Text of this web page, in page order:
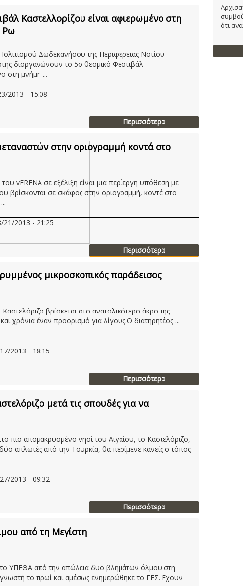
Καστελλορίζου είναι αφιερωμένο στη
Ρω
Δωδεκανήσου της Περιφέρειας Νοτίου
διοργανώνουν το 5ο θεσμικό Φεστιβάλ
στη μνήμη ...
2013 - 15:08
Περισσότερα
στην οριογραμμή κοντά στο
vERENA σε εξέλιξη είναι μια περίεργη υπόθεση με
βρίσκονται σε σκάφος στην οριογραμμή, κοντά στο
21/2013 - 21:25
Περισσότερα
μικροσκοπικός παράδεισος
Καστελόριζο βρίσκεται στο ανατολικότερο άκρο της
χρόνια έναν προορισμό για λίγους.Ο διατηρητέος ...
2013 - 18:15
Περισσότερα
μετά τις σπουδές για να
πιο απομακρυσμένο νησί του Αιγαίου, το Καστελόριζο,
απλωτές από την Τουρκία, θα περίμενε κανείς ο τόπος
2013 - 09:32
Περισσότερα
από τη Μεγίστη
ΥΠΕΘΑ από την απώλεια δυο βλημάτων όλμου στη
το πρωί και αμέσως ενημερώθηκε το ΓΕΣ. Εχουν
ότι